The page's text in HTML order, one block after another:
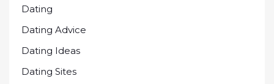
Dating
Dating Advice
Dating Ideas
Dating Sites